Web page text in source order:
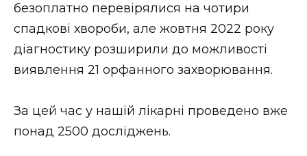
НОВИНИ ЗАХІДНОЇ УКРАЇНИ
ФОТО
ВІДЕО
безоплатно перевірялися на чотири
спадкові хвороби, але жовтня 2022 року
діагностику розширили до можливості
виявлення 21 орфанного захворювання.
За цей час у нашій лікарні проведено вже
понад 2500 досліджень.